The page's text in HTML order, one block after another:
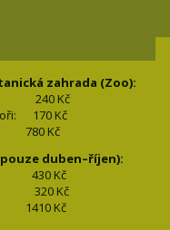
zahrada (Zoo):
240 Kč
170Kč
780Kč
duben–říjen):
430Kč
320 Kč
1410 Kč